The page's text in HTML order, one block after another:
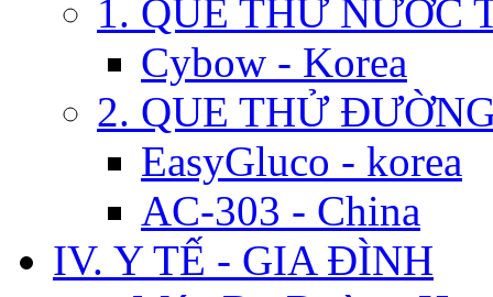
1. QUE THỬ NƯỚC
Cybow - Korea
2. QUE THỬ
EasyGluco - korea
AC-303 - China
IV. Y TẾ - GIA ĐÌNH